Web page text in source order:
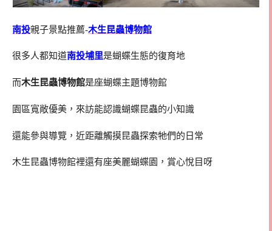
南投親子景點推薦-木生昆蟲博物館
很多人都知道南投埔里是蝴蝶生態的復育地
而木生昆蟲博物館是座蝴蝶主題博物館
園區寬敞優美，來訪能認識蝴蝶昆蟲的小知識
還能參與導覽，近距離觸摸昆蟲探索牠們的日常
木生昆蟲博物館裡還有座美麗蝴蝶園，賞心悅目呀